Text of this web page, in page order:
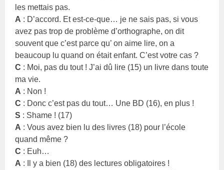
les mettais pas.
A : D’accord. Et est-ce-que… je ne sais pas, si vous
avez pas trop de problème d’orthographe, on dit
souvent que c’est parce qu’ on aime lire, on a
beaucoup lu quand on était enfant. C’est votre cas ?
C : Moi, pas du tout ! J’ai dû lire (15) un livre dans toute
ma vie.
A : Non !
C : Donc c’est pas du tout… Une BD (16), en plus !
S : Shame ! (17)
A : Vous avez bien lu des livres (18) pour l’école
quand même ?
C : Euh…
A : Il y a bien (18) des lectures obligatoires !